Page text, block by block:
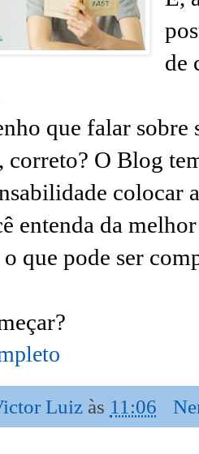
de
que falar sobre
correto? O Blog
colocar
entenda da
que pode ser
Luiz às 11:06